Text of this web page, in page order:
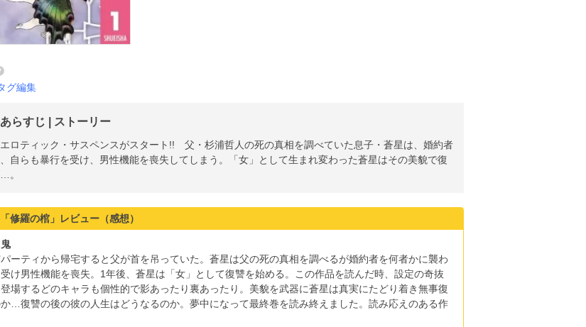
グ編集
らすじ | ストーリー
ロティック・サスペンスがスタート!! 父・杉浦哲人の死の真相を調べていた息子・蒼星は、婚約者
自らも暴行を受け、男性機能を喪失してしまう。「女」として生まれ変わった蒼星はその美貌で復
。
修羅の棺」レビュー（感想）
ーティから帰宅すると父が首を吊っていた。蒼星は父の死の真相を調べるが婚約者を何者かに襲わ
け男性機能を喪失。1年後、蒼星は「女」として復讐を始める。この作品を読んだ時、設定の奇抜
場するどのキャラも個性的で影あったり裏あったり。美貌を武器に蒼星は真実にたどり着き無事復
…復讐の後の彼の人生はどうなるのか。夢中になって最終巻を読み終えました。読み応えのある作